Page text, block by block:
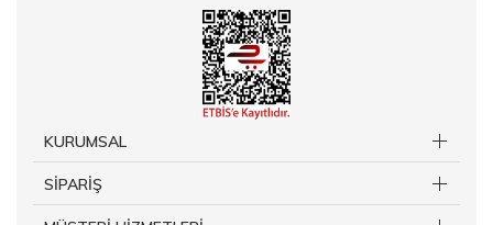
KURUMSAL
SİPARİŞ